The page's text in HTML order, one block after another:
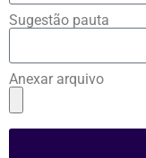
Sugestão pauta
Anexar arquivo